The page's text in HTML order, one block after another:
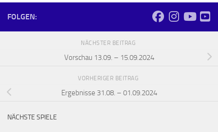
FOLGEN:
NÄCHSTER BEITRAG
Vorschau 13.09. – 15.09.2024
VORHERIGER BEITRAG
Ergebnisse 31.08. – 01.09.2024
NÄCHSTE SPIELE